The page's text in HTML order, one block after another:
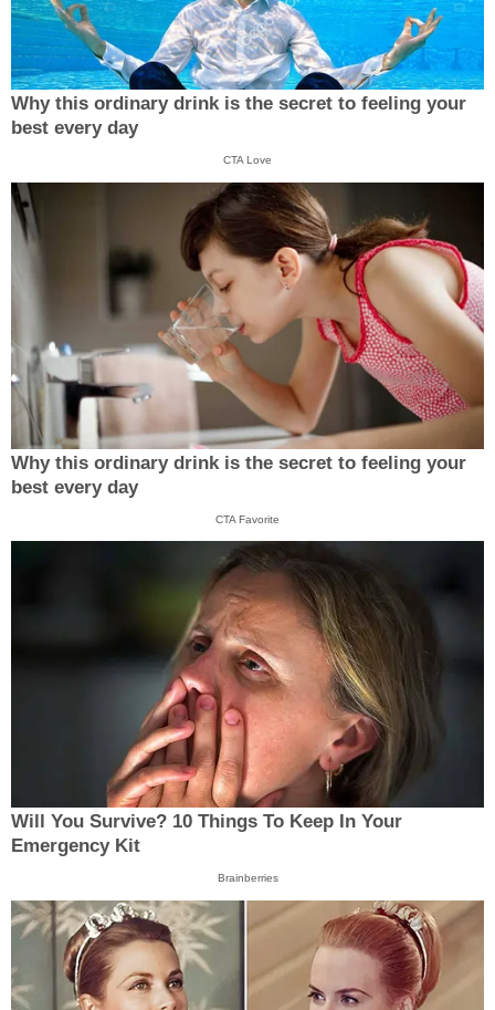
Why this ordinary drink is the secret to feeling your
best every day
CTA Love
Why this ordinary drink is the secret to feeling your
best every day
CTA Favorite
Will You Survive? 10 Things To Keep In Your
Emergency Kit
Brainberries